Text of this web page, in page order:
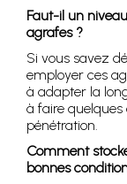
Faut-il un
agrafes ?
Si vous savez
employer ces
à adapter la
à faire quelques
pénétration.
Comment
bonnes